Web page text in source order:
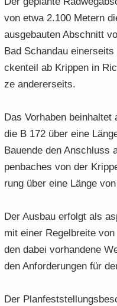
von etwa 2.100 Me­tern
aus­ge­bau­ten Ab­schnitt
Bad Schand­au
cken­teil ab Krip­pen in
ze an­de­rer­seits.
Das Vor­ha­ben be­inhal­tet
die B 172 über eine
Bau­en­de den An­schluss
pen­ba­ches von der
rung über eine Länge
Der Aus­bau er­folgt als
mit einer Re­gel­brei­te
den dabei vor­han­de­ne
den An­for­de­run­gen für
Der